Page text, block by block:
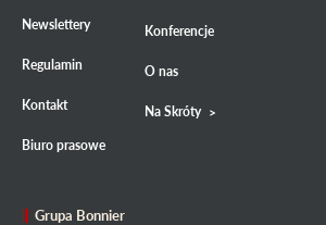
Newslettery
Regulamin
Kontakt
Biuro prasowe
Konferencje
O nas
Na Skróty
Grupa Bonnier